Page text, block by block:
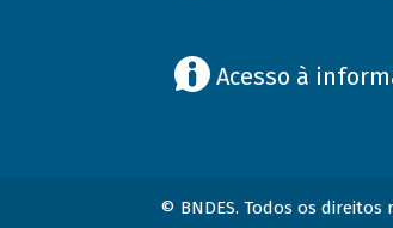
Acesso à
© BNDES. Todos os direitos